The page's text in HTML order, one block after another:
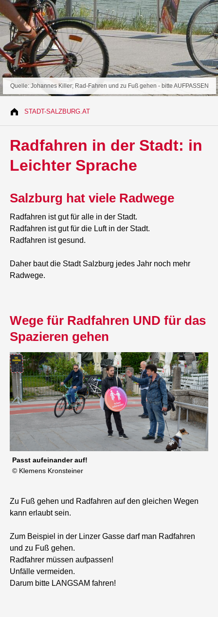
Quelle: Johannes Killer; Rad-Fahren und zu Fuß gehen - bitte AUFPASSEN
STADT-SALZBURG.AT
Radfahren in der Stadt: in
Leichter Sprache
Salzburg hat viele Radwege
Radfahren ist gut für alle in der Stadt.
Radfahren ist gut für die Luft in der Stadt.
Radfahren ist gesund.
Daher baut die Stadt Salzburg jedes Jahr noch mehr
Radwege.
Wege für Radfahren UND für das
Spazieren gehen
Passt aufeinander auf!
© Klemens Kronsteiner
Zu Fuß gehen und Radfahren auf den gleichen Wegen
kann erlaubt sein.
Zum Beispiel in der Linzer Gasse darf man Radfahren
und zu Fuß gehen.
Radfahrer müssen aufpassen!
Unfälle vermeiden.
Darum bitte LANGSAM fahren!